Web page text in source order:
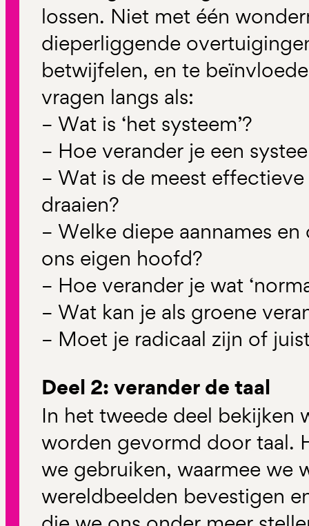
lossen. Niet met één
dieperliggende
betwijfelen, en te
vragen langs als:
– Wat is ‘het systeem’?
– Hoe verander je een
– Wat is de meest
draaien?
– Welke diepe aannames
ons eigen hoofd?
– Hoe verander je wat
– Wat kan je als groene
– Moet je radicaal zijn of
Deel 2: verander de taal
In het tweede deel bekijken
worden gevormd door taal.
we gebruiken, waarmee we
wereldbeelden bevestigen